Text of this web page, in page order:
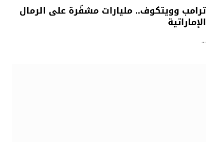
ترامب وويتكوف.. مليارات مشفّرة على الرمال
الإماراتية
…